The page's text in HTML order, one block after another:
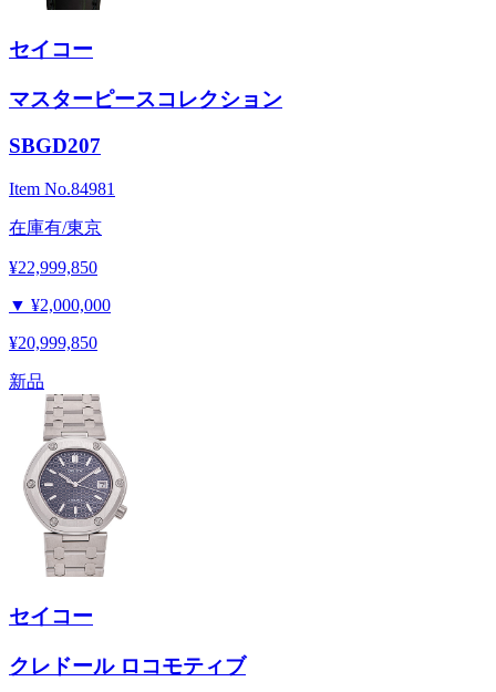
セイコー
マスターピースコレクション
SBGD207
Item No.84981
在庫有/東京
¥22,999,850
▼ ¥2,000,000
¥20,999,850
新品
セイコー
クレドール ロコモティブ